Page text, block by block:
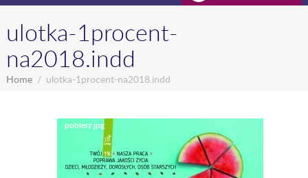
ulotka-1procent-
na2018.indd
Home ulotka-1procent-na2018.indd